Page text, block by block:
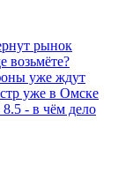
рынок
возьмёте?
уже ждут
уже в Омске
8.5 - в чём дело